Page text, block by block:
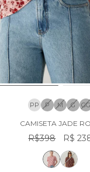
PP P M G GG
CAMISETA JADE
R$398 R$